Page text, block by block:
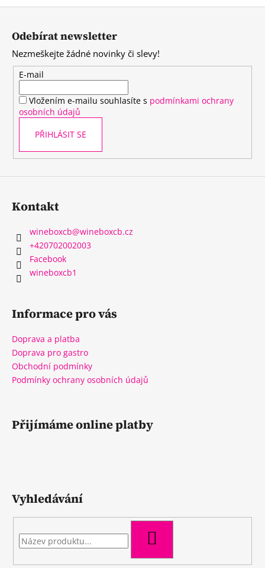
Z
Odebírat newsletter
Nezmeškejte žádné novinky či slevy!
E-mail
Vložením e-mailu souhlasíte s podmínkami ochrany
osobních údajů
PŘIHLÁSIT SE
Kontakt
wineboxcb@wineboxcb.cz
+420702002003
Facebook
wineboxcb1
Informace pro vás
Doprava a platba
Doprava pro gastro
Obchodní podmínky
Podmínky ochrany osobních údajů
Přijímáme online platby
Vyhledávání